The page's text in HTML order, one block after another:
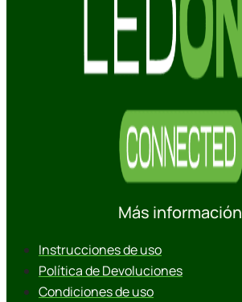
Más información
Instrucciones de uso
Política de Devoluciones
Condiciones de uso